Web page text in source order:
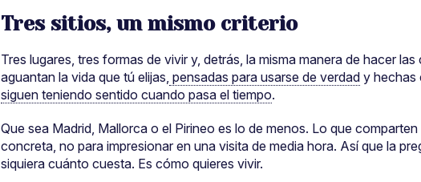
Tres sitios, un mismo criterio
Tres lugares, tres formas de vivir y, detrás, la misma manera de hacer
aguantan la vida que tú elijas, pensadas para usarse de verdad y hechas
siguen teniendo sentido cuando pasa el tiempo.
Que sea Madrid, Mallorca o el Pirineo es lo de menos. Lo que
concreta, no para impresionar en una visita de media hora. Así que la
siquiera cuánto cuesta. Es cómo quieres vivir.